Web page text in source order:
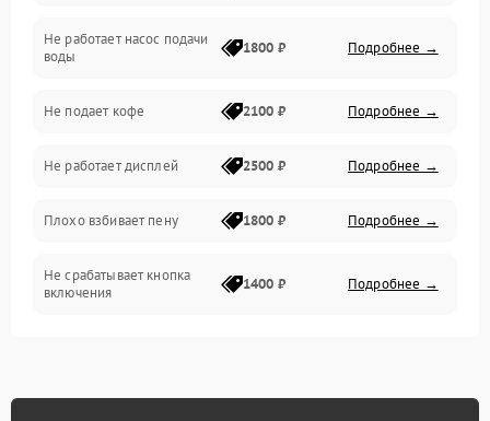
Проблемы с водой
Проблемы с капучинатором и паром
Управление и электроника
Программное обеспечение
Не работает насос подачи
воды
1800 ₽ Подробнее →
Не подает кофе 2100 ₽ Подробнее →
Не работает дисплей 2500 ₽ Подробнее →
Плохо взбивает пену 1800 ₽ Подробнее →
Не срабатывает кнопка
включения
1400 ₽ Подробнее →
Постоянные сбои в работе 1500 ₽ Подробнее →